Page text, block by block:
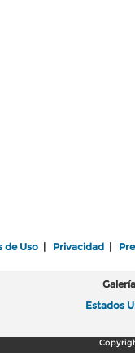
de Uso Privacidad
Estados